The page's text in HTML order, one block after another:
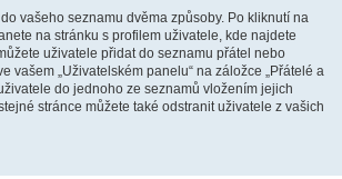
vašeho seznamu dvěma způsoby. Po kliknutí na
na stránku s profilem uživatele, kde najdete
uživatele přidat do seznamu přátel nebo
vašem „Uživatelském panelu“ na záložce „Přátelé a
do jednoho ze seznamů vložením jejich
stránce můžete také odstranit uživatele z vašich